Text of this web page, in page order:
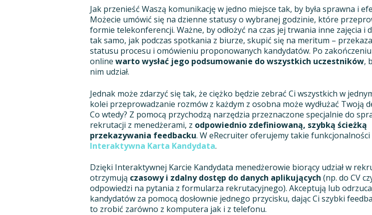
Jak przenieść Waszą komunikację w jedno miejsce tak, by była sprawna i
Możecie umówić się na dzienne statusy o wybranej godzinie, które
formie telekonferencji. Ważne, by odłożyć na czas jej trwania inne zajęcia i
tak samo, jak podczas spotkania z biurze, skupić się na meritum –
statusu procesu i omówieniu proponowanych kandydatów. Po
online warto wysłać jego podsumowanie do wszystkich uczestników,
nim udział.
Jednak może zdarzyć się tak, że ciężko będzie zebrać Ci wszystkich w
kolei przeprowadzanie rozmów z każdym z osobna może wydłużać Twoją
Co wtedy? Z pomocą przychodzą narzędzia przeznaczone specjalnie do
rekrutacji z menedżerami, z odpowiednio zdefiniowaną, szybką ścieżką
przekazywania feedbacku. W eRecruiter oferujemy takie funkcjonalności
Interaktywna Karta Kandydata.
Dzięki Interaktywnej Karcie Kandydata menedżerowie biorący udział w
otrzymują czasowy i zdalny dostęp do danych aplikujących (np. do CV
odpowiedzi na pytania z formularza rekrutacyjnego). Akceptują lub
kandydatów za pomocą dosłownie jednego przycisku, dając Ci szybki
to zrobić zarówno z komputera jak i z telefonu.